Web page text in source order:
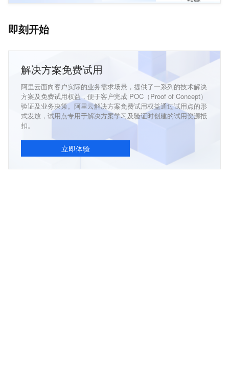
即刻开始
解决方案免费试用
阿里云面向客户实际的业务需求场景，提供了一系列的技术解决
方案及免费试用权益，便于客户完成 POC（Proof of Concept）
验证及业务决策。阿里云解决方案免费试用权益通过试用点的形
式发放，试用点专用于解决方案学习及验证时创建的试用资源抵
扣。
立即体验